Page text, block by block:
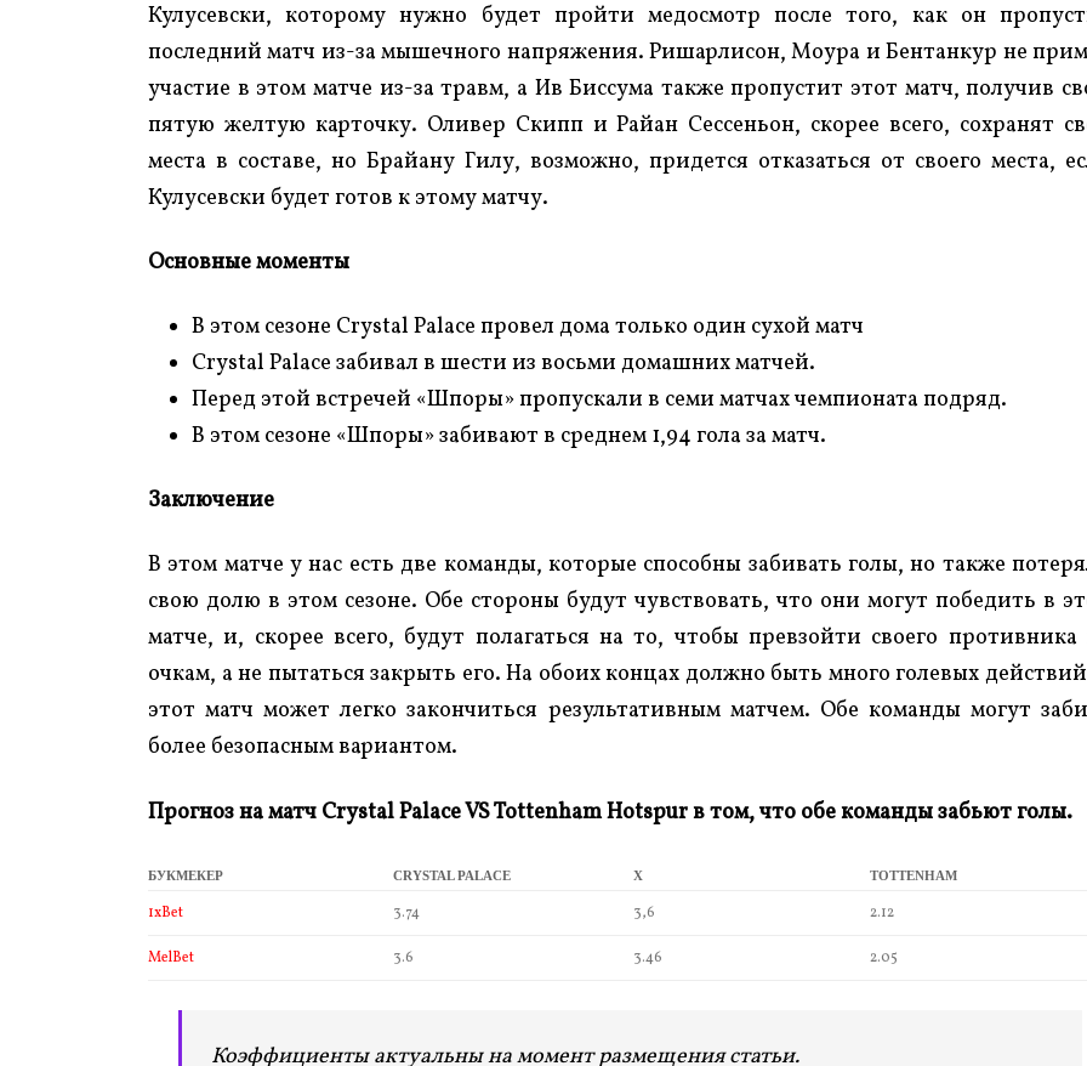
Кулусевски, которому нужно будет пройти медосмотр после того, как он
последний матч из-за мышечного напряжения. Ришарлисон, Моура и Бентанкур не
участие в этом матче из-за травм, а Ив Биссума также пропустит этот матч, получив
пятую желтую карточку. Оливер Скипп и Райан Сессеньон, скорее всего, сохранят
места в составе, но Брайану Гилу, возможно, придется отказаться от своего места,
Кулусевски будет готов к этому матчу.
Основные моменты
В этом сезоне Crystal Palace провел дома только один сухой матч
Crystal Palace забивал в шести из восьми домашних матчей.
Перед этой встречей «Шпоры» пропускали в семи матчах чемпионата подряд.
В этом сезоне «Шпоры» забивают в среднем 1,94 гола за матч.
Заключение
В этом матче у нас есть две команды, которые способны забивать голы, но также
свою долю в этом сезоне. Обе стороны будут чувствовать, что они могут победить в
матче, и, скорее всего, будут полагаться на то, чтобы превзойти своего противника
очкам, а не пытаться закрыть его. На обоих концах должно быть много голевых
этот матч может легко закончиться результативным матчем. Обе команды могут
более безопасным вариантом.
Прогноз на матч Crystal PalaceVS Tottenham Hotspur в том, что обе команды забьют голы.
БУКМЕКЕР CRYSTAL PALACE X TOTTENHAM
1xBet 3.74 3,6 2.12
MelBet 3.6 3.46 2.05
Коэффициенты актуальны на момент размещения статьи.